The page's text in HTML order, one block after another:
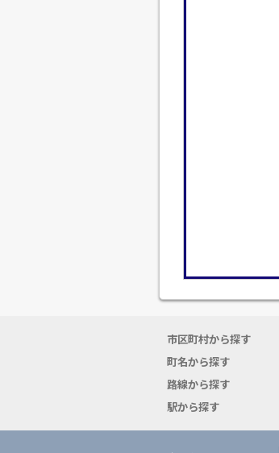
市区町村から探す
町名から探す
路線から探す
駅から探す